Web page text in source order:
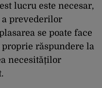
lucru este necesar,
a prevederilor
se poate face
răspundere la
necesităților